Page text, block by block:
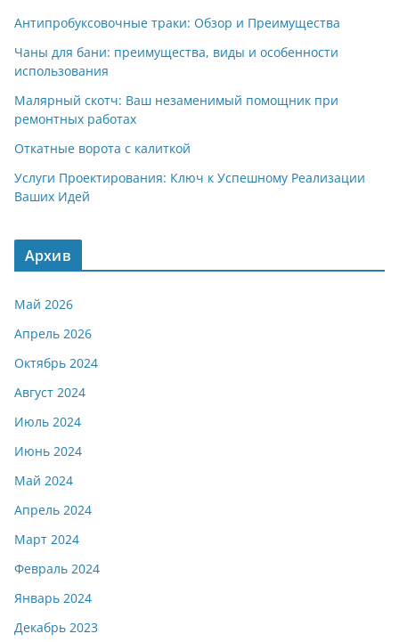
Антипробуксовочные траки: Обзор и Преимущества
Чаны для бани: преимущества, виды и особенности
использования
Малярный скотч: Ваш незаменимый помощник при
ремонтных работах
Откатные ворота с калиткой
Услуги Проектирования: Ключ к Успешному Реализации
Ваших Идей
Архив
Май 2026
Апрель 2026
Октябрь 2024
Август 2024
Июль 2024
Июнь 2024
Май 2024
Апрель 2024
Март 2024
Февраль 2024
Январь 2024
Декабрь 2023